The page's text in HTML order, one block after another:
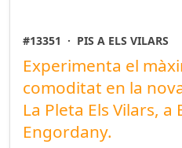
#13351 · PIS A ELS VILARS
Experimenta el
comoditat en la
La Pleta Els Vilars, a
Engordany.